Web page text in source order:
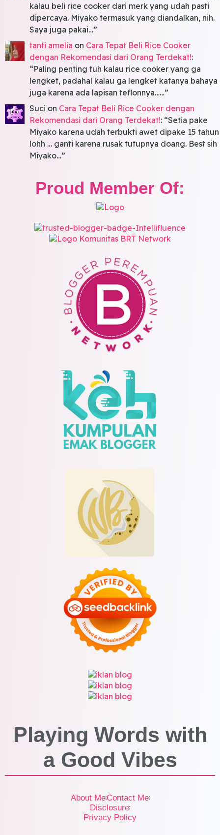
kalau beli rice cooker dari merk yang udah pasti
dipercaya. Miyako termasuk yang diandalkan, nih.
Saya juga pakai…”
tanti amelia on Cara Tepat Beli Rice Cooker
dengan Rekomendasi dari Orang Terdekat!:
“Paling penting tuh kalau rice cooker yang ga
lengket, padahal kalau ga lengket katanya bahaya
juga karena ada lapisan teflonnya……”
Suci on Cara Tepat Beli Rice Cooker dengan
Rekomendasi dari Orang Terdekat!: “Setia pake
Miyako karena udah terbukti awet dipake 15 tahun
lohh … ganti karena rusak tutupnya doang. Best sih
Miyako…”
Proud Member Of:
Playing Words with
a Good Vibes
About MeContact Me
Disclosure
Privacy Policy